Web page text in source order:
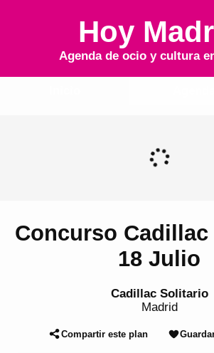
Hoy
Agenda de ocio y cultura
Concurso
18 Julio
Cadillac Solitario
Madrid
Compartir este plan